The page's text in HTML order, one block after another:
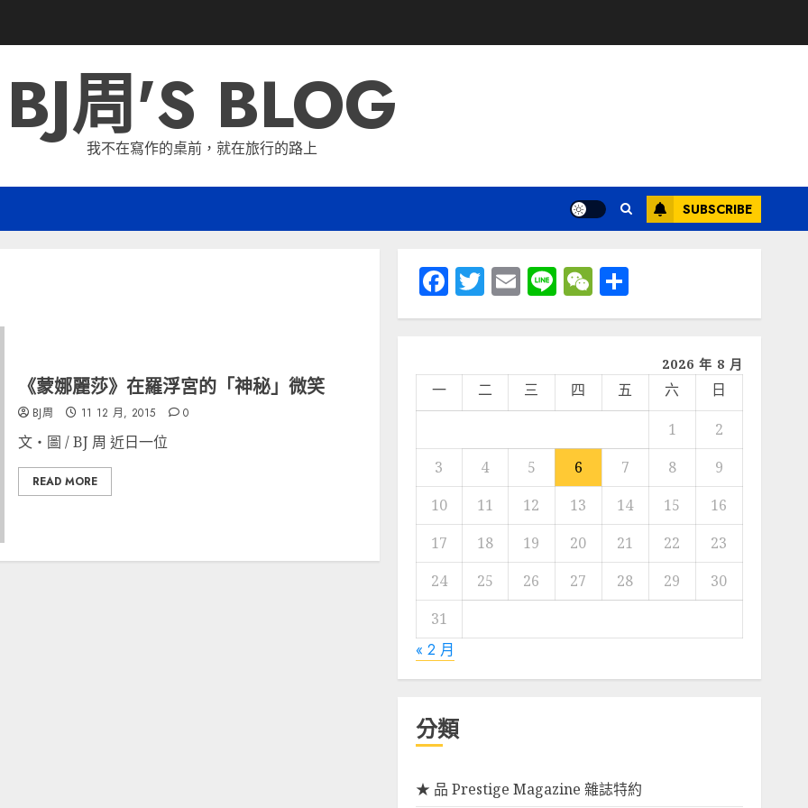
BJ周'S BLOG
我不在寫作的桌前，就在旅行的路上
SUBSCRIBE
《蒙娜麗莎》在羅浮宮的「神秘」微笑
BJ周 11 12 月, 2015 0
文‧圖 / BJ 周 近日一位
READ MORE
Facebook
Twitter
Email
LineWeChat
分
享
2026 年 8 月
一 二 三 四 五 六
日
1
2
3
4 5 6 7 8
9
10
11 12 13 14 15
16
17
18 19 20 21 22
23
24
25 26 27 28 29
30
31
« 2 月
分類
★ 品 Prestige Magazine 雜誌特約